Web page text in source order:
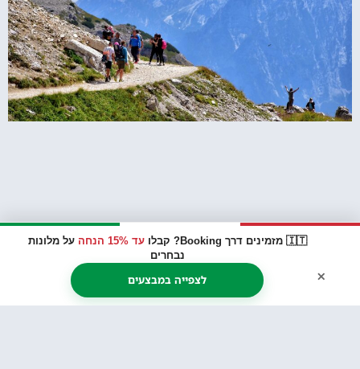
🇮🇹 מזמינים דרך Booking? קבלו עד 15% הנחה
על מלונות
נבחרים
לצפייה במבצעים ×